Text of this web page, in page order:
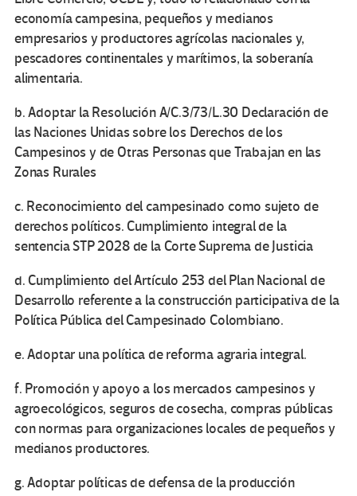
economía campesina, pequeños y medianos
empresarios y productores agrícolas nacionales y,
pescadores continentales y marítimos, la soberanía
alimentaria.
b. Adoptar la Resolución A/C.3/73/L.30 Declaración de
las Naciones Unidas sobre los Derechos de los
Campesinos y de Otras Personas que Trabajan en las
Zonas Rurales
c. Reconocimiento del campesinado como sujeto de
derechos políticos. Cumplimiento integral de la
sentencia STP 2028 de la Corte Suprema de Justicia
d. Cumplimiento del Artículo 253 del Plan Nacional de
Desarrollo referente a la construcción participativa de la
Política Pública del Campesinado Colombiano.
e. Adoptar una política de reforma agraria integral.
f. Promoción y apoyo a los mercados campesinos y
agroecológicos, seguros de cosecha, compras públicas
con normas para organizaciones locales de pequeños y
medianos productores.
g. Adoptar políticas de defensa de la producción